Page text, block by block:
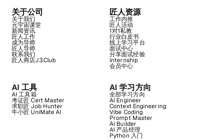
关于公司
关于我们
元宇宙课堂
新闻资讯
匠人工作
成为导师
匠人导师
联系我们
匠人商店J3.Club
匠人资源
工作内推
匠人活动
1对1私教
行业白皮书
线上学习平台
面试中心
分享面试经验
Internship
会员中心
AI 工具
AI 工具箱
考证匠 Cert Master
求职匠 Job Hunter
牛小匠 UniMate AI
AI 学习方向
全部学习方向
AI Engineer
Context Engineering
Vibe Coding
Prompt Master
AI Builder
AI 产品经理
Python 入门